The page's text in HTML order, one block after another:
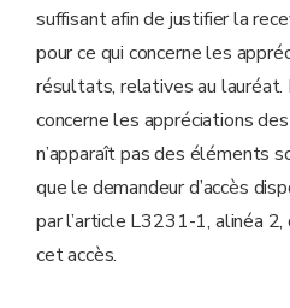
suffisant afin de justifier la
pour ce qui concerne les
résultats, relatives au lauréat.
concerne les appréciations
n’apparaît pas des éléments
que le demandeur d’accès
par l’article L3231-1, alinéa
cet accès.